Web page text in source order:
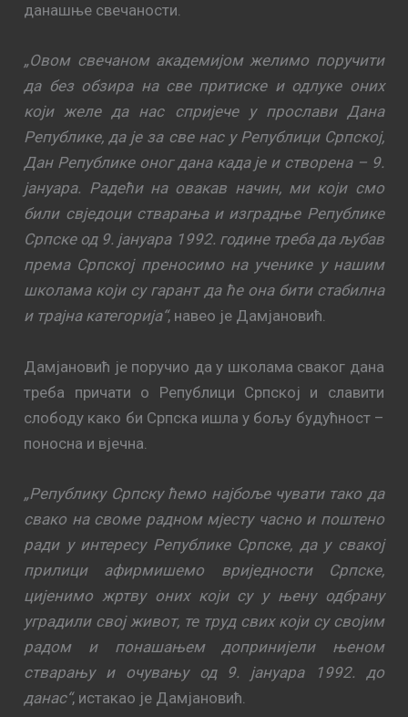
данашње свечаности.
„Овом свечаном академијом желимо поручити
да без обзира на све притиске и одлуке оних
који желе да нас спријече у прослави Дана
Републике, да је за све нас у Републици Српској,
Дан Републике оног дана када је и створена – 9.
јануара. Радећи на овакав начин, ми који смо
били свједоци стварања и изградње Републике
Српске од 9. јануара 1992. године треба да љубав
према Српској преносимо на ученике у нашим
школама који су гарант да ће она бити стабилна
и трајна категорија“, навео је Дамјановић.
Дамјановић је поручио да у школама сваког дана
треба причати о Републици Српској и славити
слободу како би Српска ишла у бољу будућност –
поносна и вјечна.
„Републику Српску ћемо најбоље чувати тако да
свако на своме радном мјесту часно и поштено
ради у интересу Републике Српске, да у свакој
прилици афирмишемо вриједности Српске,
цијенимо жртву оних који су у њену одбрану
уградили свој живот, те труд свих који су својим
радом и понашањем допринијели њеном
стварању и очувању од 9. јануара 1992. до
данас“, истакао је Дамјановић.